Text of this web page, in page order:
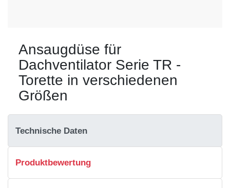
Ansaugdüse für
Dachventilator Serie TR -
Torette in verschiedenen
Größen
Technische Daten
Produktbewertung